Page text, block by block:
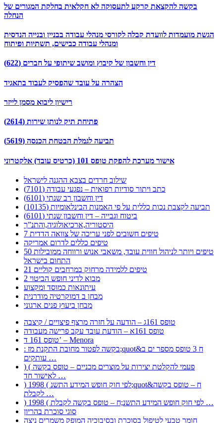
בקשה להקצאת קרקע לתעסוקה לא חקלאית בחלקת המגורים של
הנחלה
הגשת מועמדות לוועדת קבלה לקורסי מנהלי עבודה בבניין ובנייה הנדסית
ומנהלי עבודה כבישים, תשתיות ופיתוח
דין וחשבון של קיבוץ ומושב שיתופי על חברים (622)
הצהרה על עובד שהפסיק לעבוד בתאגיד
רישיון ליבוא מסמן לייזר
פתיחת תיק לנותן שירות (2614)
תביעה לגמלת הבטחת הכנסה (5619)
אישור מערכת להפקת טופס 101 (כרטיס עובד) אלקטרוני
שילוב חרדים בצבא ההגנה לישראל
כתב ויתור סודיות רפואית – נפגעי עבודה (7101)
דין וחשבון רב שנתי (6101)
תביעה לקצבת נכות כללית על פי האמנות הבינלאומיות (10135)
ביטוח וגבייה – דין וחשבון שנתי (6101)
היסטוריה,ארכיאולוגיה,והתנ”ך
7 טיפים חשובים לפני עריכה של צוואה הדדית
טיפים כללים לדרום אמריקה
50 טיפים ויותר לניהול חווית עובד, משאבי אנוש ורווחה ממובילות
התחום בישראל
21 טיפים ללמידה מרחוק במרחבים קוליים
מבוא לדיני חופש הביטוי 2
עיתונאות כמוסד ומקצוע
מבחן ב דמוקרטיה מודרנית
מבחן ביעוץ פנים ארגוני
טופס 161ג – הודעה על חזרה מרצף פיצויים / קיצבה
טופס 161א – הודעת עובד עקב פרישה מעבודה
טופס 161 ד’ – Menora
: בקשה לפטור מחובת התקנת מז;quot&ח 3 טופס מספר ים ב
עותקים …
) ( פעמי להקלטת יצירות על מוצרים מכניים – טופס בקשה
לאישור חד …
) 1998 ( לפי חוק חופש המידע התשנ;quot&ח – טופס בקשה
לקבלת …
) 1998 ( לפי חוק חופש המידע התשנ;ח – טופס בקשה לקבלת …
סוגי סוכרת בהריון
חומר טבעי לטיפול בסוכרת ובסיבוכיה המופק משמרים ניצה